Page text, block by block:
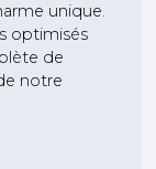
unique.
optimisés
de
notre